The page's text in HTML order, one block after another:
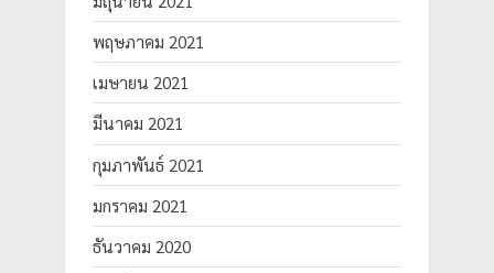
พฤษภาคม 2021
เมษายน 2021
มีนาคม 2021
กุมภาพันธ์ 2021
มกราคม 2021
ธันวาคม 2020